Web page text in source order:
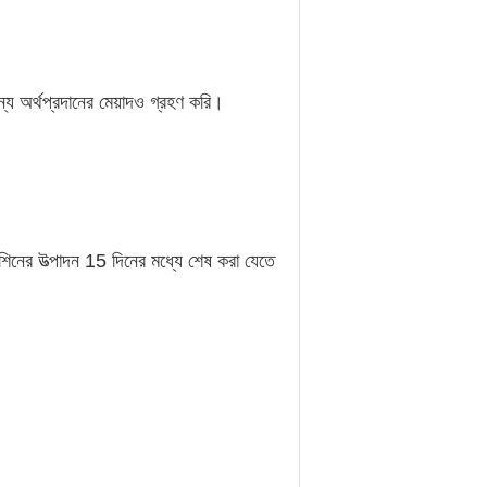
মেয়াদও গ্রহণ করি।
উত্পাদন 15 দিনের মধ্যে শেষ করা যেতে